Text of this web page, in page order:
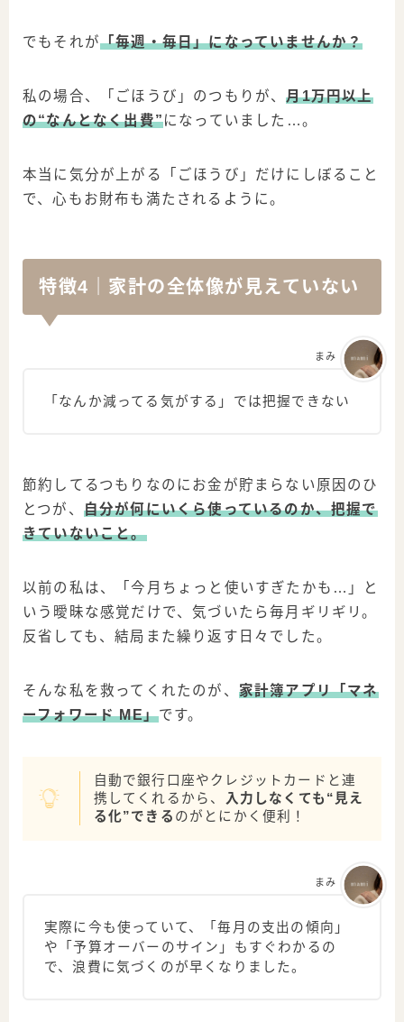
でもそれが「毎週・毎日」になっていませんか？
私の場合、「ごほうび」のつもりが、月1万円以上
の“なんとなく出費”になっていました…。
本当に気分が上がる「ごほうび」だけにしぼること
で、心もお財布も満たされるように。
特徴4｜家計の全体像が見えていない
「なんか減ってる気がする」では把握できない
まみ
節約してるつもりなのにお金が貯まらない原因のひ
とつが、 自分が何にいくら使っているのか、把握で
きていないこと。
以前の私は、「今月ちょっと使いすぎたかも…」と
いう曖昧な感覚だけで、気づいたら毎月ギリギリ。
反省しても、結局また繰り返す日々でした。
そんな私を救ってくれたのが、 家計簿アプリ「マネ
ーフォワード ME」です。
自動で銀行口座やクレジットカードと連
携してくれるから、
入力しなくても“見え
る化”できる のがとにかく便利！
実際に今も使っていて、「毎月の支出の傾向」
や「予算オーバーのサイン」もすぐわかるの
で、浪費に気づくのが早くなりました。
まみ